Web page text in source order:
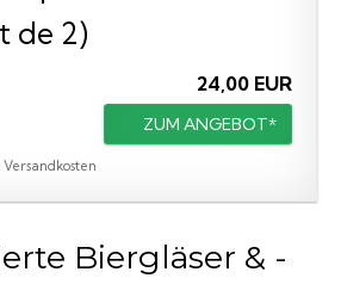
de 2)
24,00 EUR
ZUM ANGEBOT*
Versandkosten
Biergläser & -